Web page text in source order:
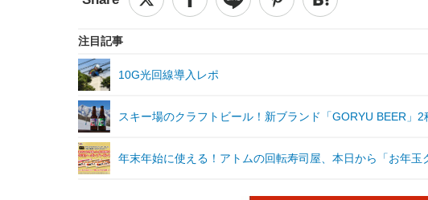
注目記事
10G光回線導入レポ
スキー場のクラフトビール！新ブランド「GORYU BEER」2
年末年始に使える！アトムの回転寿司屋、本日から「お年玉